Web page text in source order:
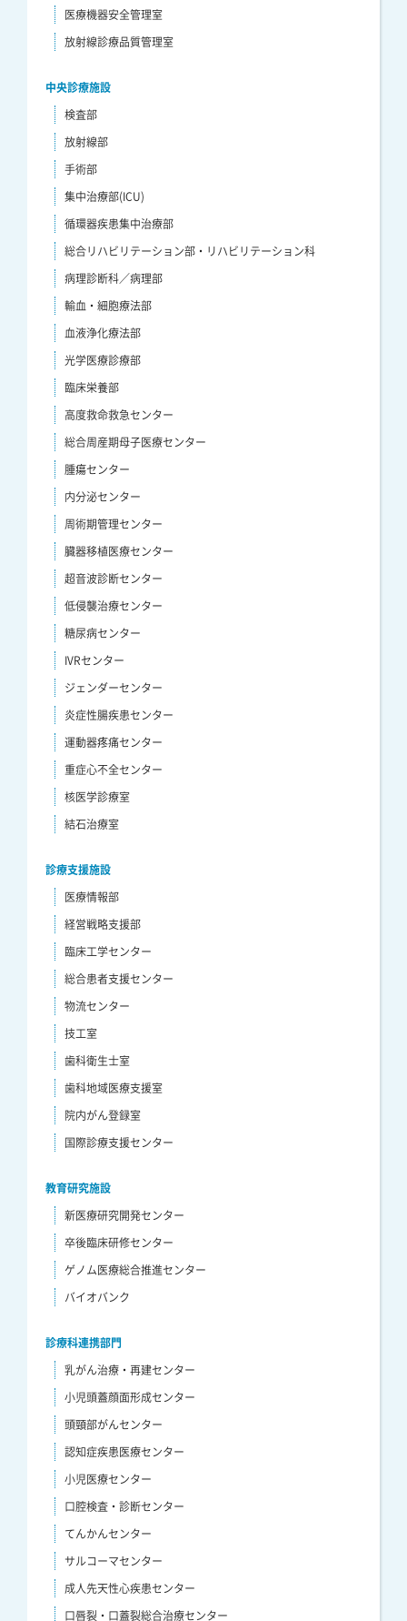
医療機器安全管理室
放射線診療品質管理室
中央診療施設
検査部
放射線部
手術部
集中治療部(ICU)
循環器疾患集中治療部
総合リハビリテーション部・リハビリテーション科
病理診断科／病理部
輸血・細胞療法部
血液浄化療法部
光学医療診療部
臨床栄養部
高度救命救急センター
総合周産期母子医療センター
腫瘍センター
内分泌センター
周術期管理センター
臓器移植医療センター
超音波診断センター
低侵襲治療センター
糖尿病センター
IVRセンター
ジェンダーセンター
炎症性腸疾患センター
運動器疼痛センター
重症心不全センター
核医学診療室
結石治療室
診療支援施設
医療情報部
経営戦略支援部
臨床工学センター
総合患者支援センター
物流センター
技工室
歯科衛生士室
歯科地域医療支援室
院内がん登録室
国際診療支援センター
教育研究施設
新医療研究開発センター
卒後臨床研修センター
ゲノム医療総合推進センター
バイオバンク
診療科連携部門
乳がん治療・再建センター
小児頭蓋顔面形成センター
頭頸部がんセンター
認知症疾患医療センター
小児医療センター
口腔検査・診断センター
てんかんセンター
サルコーマセンター
成人先天性心疾患センター
口唇裂・口蓋裂総合治療センター